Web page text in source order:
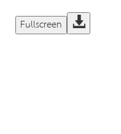
Fullscreen